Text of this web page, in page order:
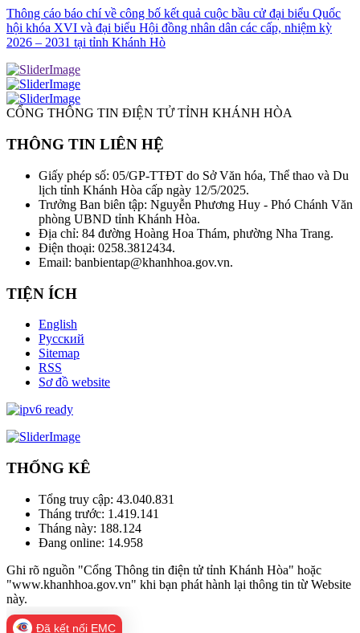
Thông cáo báo chí về công bố kết quả cuộc bầu cử đại biểu Quốc
hội khóa XVI và đại biểu Hội đồng nhân dân các cấp, nhiệm kỳ
2026 – 2031 tại tỉnh Khánh Hò
CỔNG THÔNG TIN ĐIỆN TỬ TỈNH KHÁNH HÒA
THÔNG TIN LIÊN HỆ
Giấy phép số: 05/GP-TTĐT do Sở Văn hóa, Thể thao và Du
lịch tỉnh Khánh Hòa cấp ngày 12/5/2025.
Trưởng Ban biên tập: Nguyễn Phương Huy - Phó Chánh Văn
phòng UBND tỉnh Khánh Hòa.
Địa chỉ: 84 đường Hoàng Hoa Thám, phường Nha Trang.
Điện thoại: 0258.3812434.
Email: banbientap@khanhhoa.gov.vn.
TIỆN ÍCH
English
Русский
Sitemap
RSS
Sơ đồ website
THỐNG KÊ
Tổng truy cập: 43.040.831
Tháng trước: 1.419.141
Tháng này: 188.124
Đang online: 14.958
Ghi rõ nguồn "Cổng Thông tin điện tử tỉnh Khánh Hòa" hoặc
"www.khanhhoa.gov.vn" khi bạn phát hành lại thông tin từ Website
này.
Đã kết nối EMC